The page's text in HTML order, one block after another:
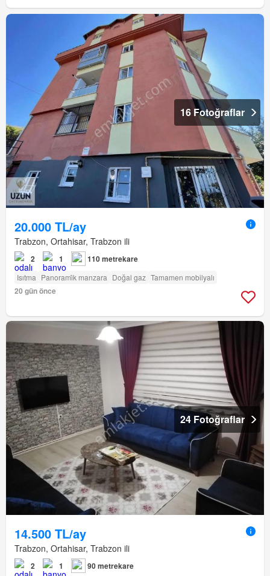
16 Fotoğraflar
20.000 TL/ay
Trabzon, Ortahisar, Trabzon ili
2 1 110 metrekare
Isıtma Panorami̇k manzara Doğal gaz Tamamen mobilyalı
20 gün önce
24 Fotoğraflar
14.500 TL/ay
Trabzon, Ortahisar, Trabzon ili
2 1
90 metrekare